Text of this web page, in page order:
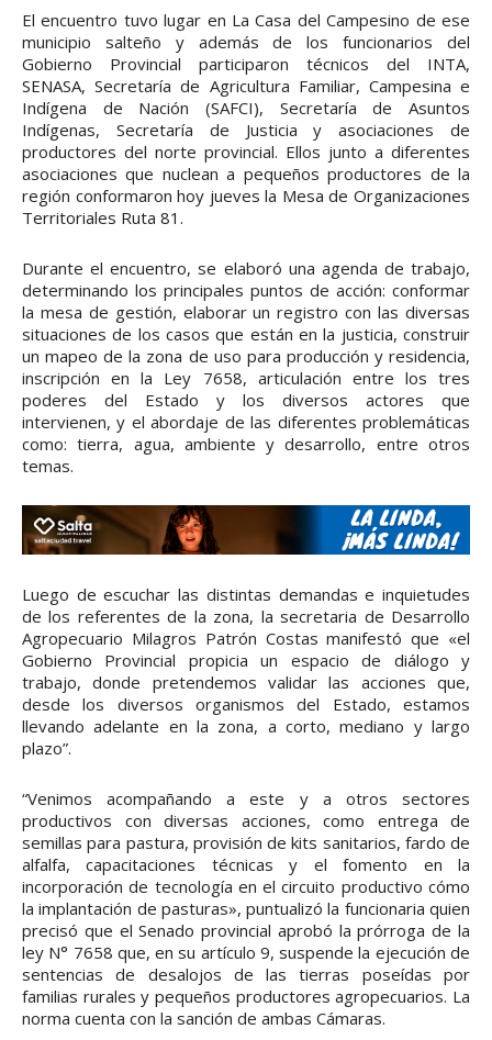
El encuentro tuvo lugar en La Casa del Campesino de ese
municipio salteño y además de los funcionarios del
Gobierno Provincial participaron técnicos del INTA,
SENASA, Secretaría de Agricultura Familiar, Campesina e
Indígena de Nación (SAFCI), Secretaría de Asuntos
Indígenas, Secretaría de Justicia y asociaciones de
productores del norte provincial. Ellos junto a diferentes
asociaciones que nuclean a pequeños productores de la
región conformaron hoy jueves la Mesa de Organizaciones
Territoriales Ruta 81.
Durante el encuentro, se elaboró una agenda de trabajo,
determinando los principales puntos de acción: conformar
la mesa de gestión, elaborar un registro con las diversas
situaciones de los casos que están en la justicia, construir
un mapeo de la zona de uso para producción y residencia,
inscripción en la Ley 7658, articulación entre los tres
poderes del Estado y los diversos actores que
intervienen, y el abordaje de las diferentes problemáticas
como: tierra, agua, ambiente y desarrollo, entre otros
temas.
Luego de escuchar las distintas demandas e inquietudes
de los referentes de la zona, la secretaria de Desarrollo
Agropecuario Milagros Patrón Costas manifestó que «el
Gobierno Provincial propicia un espacio de diálogo y
trabajo, donde pretendemos validar las acciones que,
desde los diversos organismos del Estado, estamos
llevando adelante en la zona, a corto, mediano y largo
plazo”.
“Venimos acompañando a este y a otros sectores
productivos con diversas acciones, como entrega de
semillas para pastura, provisión de kits sanitarios, fardo de
alfalfa, capacitaciones técnicas y el fomento en la
incorporación de tecnología en el circuito productivo cómo
la implantación de pasturas», puntualizó la funcionaria quien
precisó que el Senado provincial aprobó la prórroga de la
ley N° 7658 que, en su artículo 9, suspende la ejecución de
sentencias de desalojos de las tierras poseídas por
familias rurales y pequeños productores agropecuarios. La
norma cuenta con la sanción de ambas Cámaras.